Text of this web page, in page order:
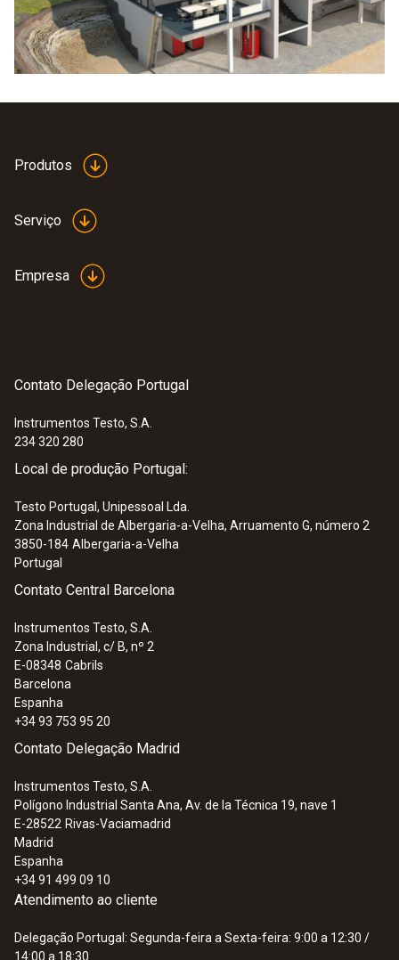
Produtos
Serviço
Empresa
Contato Delegação Portugal
Instrumentos Testo, S.A.
234 320 280
Local de produção Portugal:
Testo Portugal, Unipessoal Lda.
Zona Industrial de Albergaria-a-Velha, Arruamento G, número 2
3850-184 Albergaria-a-Velha
Portugal
Contato Central Barcelona
Instrumentos Testo, S.A.
Zona Industrial, c/ B, nº 2
E-08348 Cabrils
Barcelona
Espanha
+34 93 753 95 20
Contato Delegação Madrid
Instrumentos Testo, S.A.
Polígono Industrial Santa Ana, Av. de la Técnica 19, nave 1
E-28522 Rivas-Vaciamadrid
Madrid
Espanha
+34 91 499 09 10
Atendimento ao cliente
Delegação Portugal: Segunda-feira a Sexta-feira: 9:00 a 12:30 /
14:00 a 18:30